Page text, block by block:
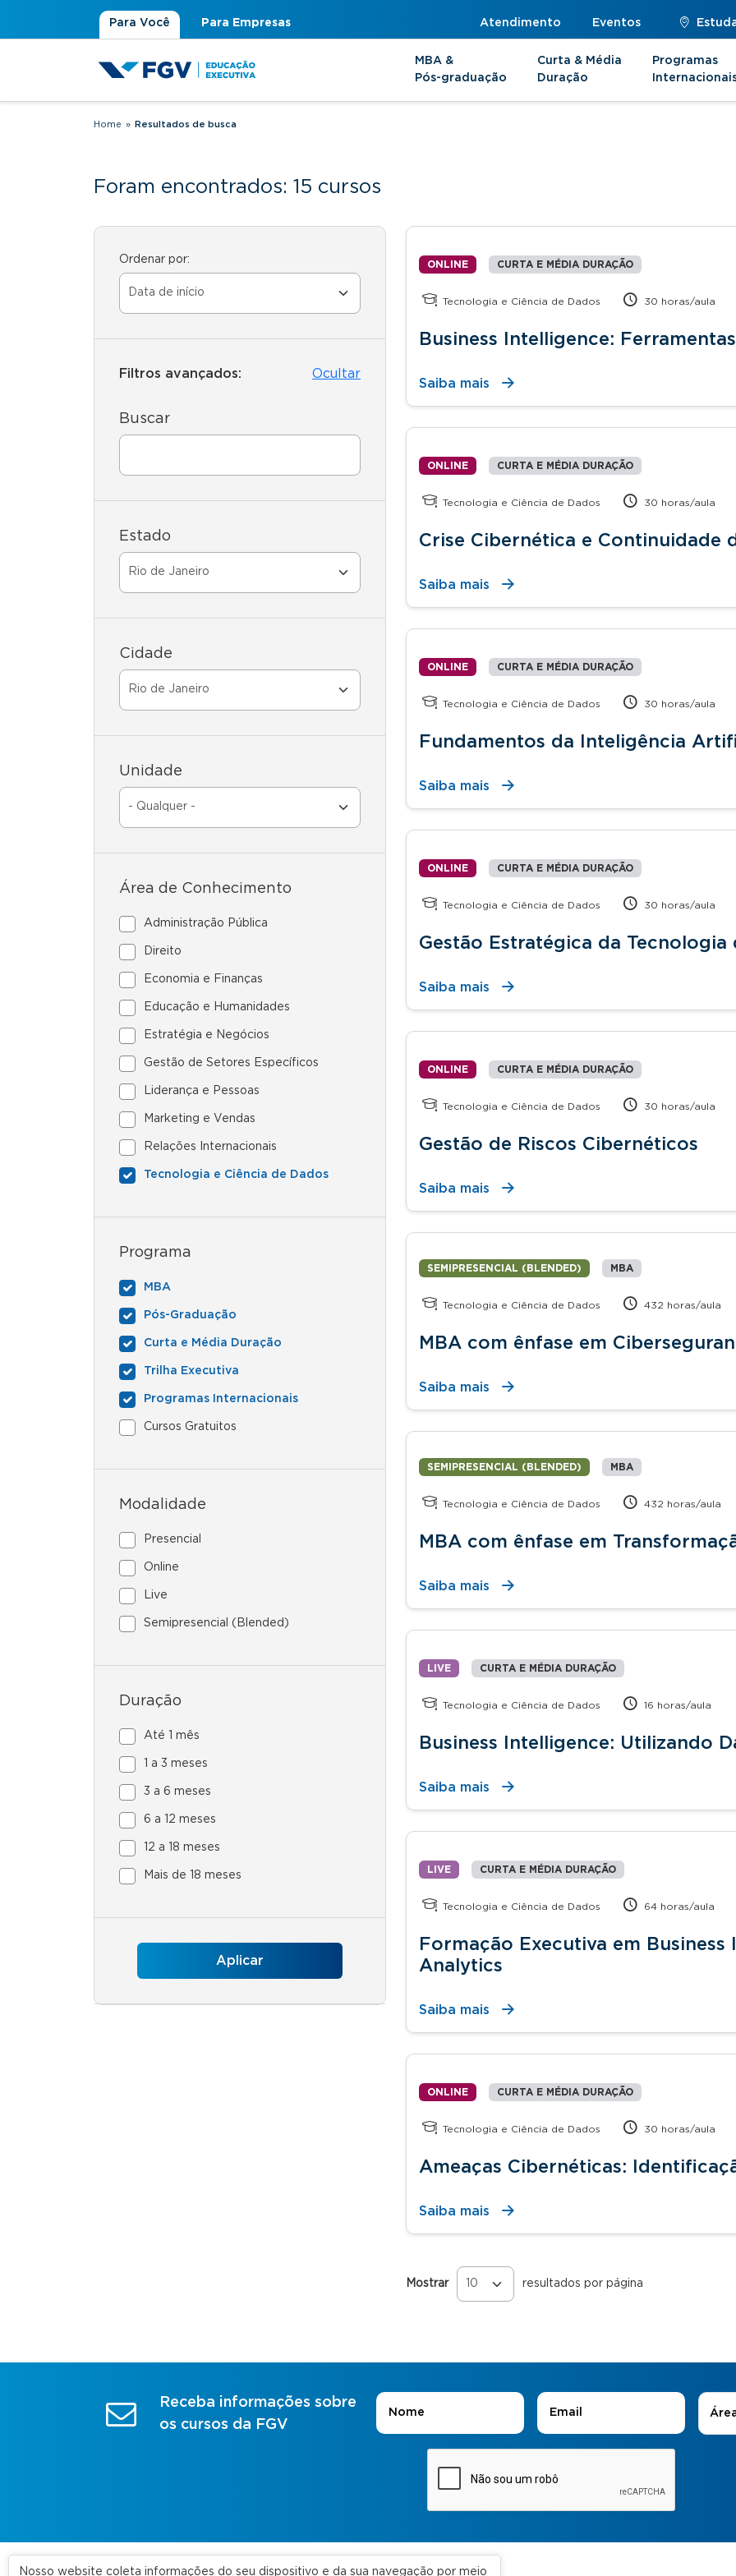
Para Você Para Empresas Atendimento Eventos
MBA &
Pós-graduação
Curta & Média
Duração
Programas
Você está aqui
Home » Resultados de busca
Foram encontrados: 15 cursos
Ordenar por:
Filtros avançados: Ocultar
Buscar
Estado
Cidade
Unidade
Área de Conhecimento
Administração Pública
Direito
Economia e Finanças
Educação e Humanidades
Estratégia e Negócios
Gestão de Setores Específicos
Liderança e Pessoas
Marketing e Vendas
Relações Internacionais
Tecnologia e Ciência de Dados
Programa
MBA
Pós-Graduação
Curta e Média Duração
Trilha Executiva
Programas Internacionais
Cursos Gratuitos
Modalidade
Presencial
Online
Live
Semipresencial (Blended)
Duração
Até 1 mês
1 a 3 meses
3 a 6 meses
6 a 12 meses
12 a 18 meses
Mais de 18 meses
ONLINE CURTA E MÉDIA DURAÇÃO
Tecnologia e Ciência de Dados 30 horas/aula
Business Intelligence:
Saiba mais
ONLINE CURTA E MÉDIA DURAÇÃO
Tecnologia e Ciência de Dados 30 horas/aula
Crise Cibernética e Continuidade
Saiba mais
ONLINE CURTA E MÉDIA DURAÇÃO
Tecnologia e Ciência de Dados 30 horas/aula
Fundamentos da Inteligência
Saiba mais
ONLINE CURTA E MÉDIA DURAÇÃO
Tecnologia e Ciência de Dados 30 horas/aula
Gestão Estratégica da
Saiba mais
ONLINE CURTA E MÉDIA DURAÇÃO
Tecnologia e Ciência de Dados 30 horas/aula
Gestão de Riscos Cibernéticos
Saiba mais
SEMIPRESENCIAL (BLENDED) MBA
Tecnologia e Ciência de Dados 432 horas/aula
MBA com ênfase em
Saiba mais
SEMIPRESENCIAL (BLENDED) MBA
Tecnologia e Ciência de Dados 432 horas/aula
MBA com ênfase em
Saiba mais
LIVE CURTA E MÉDIA DURAÇÃO
Tecnologia e Ciência de Dados 16 horas/aula
Business Intelligence: Utilizando
Saiba mais
LIVE CURTA E MÉDIA DURAÇÃO
Tecnologia e Ciência de Dados 64 horas/aula
Formação Executiva em Business
Analytics
Saiba mais
ONLINE CURTA E MÉDIA DURAÇÃO
Tecnologia e Ciência de Dados 30 horas/aula
Ameaças Cibernéticas:
Saiba mais
Mostrar resultados por página
Páginas
Receba informações sobre
os cursos da FGV
Nome E-mail
Nosso website coleta informações do seu dispositivo e da sua navegação por meio